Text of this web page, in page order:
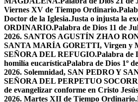
Viernes XV de Tiempo Ordinario.
Doctor de la Iglesia.Justa o injusta la
ORDINARIO.Palabra de Dios 11 de
2026. SANTOS AGUSTÍN ZHAO
SANTA MARÍA GORETTI, Virgen y
SEÑORA DEL REFUGIO.Palabra de
homilía eucarísticaPalabra de Dios 1º
2026. Solemnidad, SAN PEDRO Y
SEÑORA DEL PERPETUO
de evangelizar conforme en Cristo
2026. Martes XII de Tiempo Ordinario.